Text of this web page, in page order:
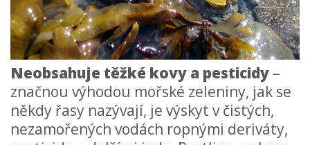
Neobsahuje těžké kovy a pesticidy –
značnou výhodou mořské zeleniny, jak se
někdy řasy nazývají, je výskyt v čistých,
nezamořených vodách ropnými deriváty,